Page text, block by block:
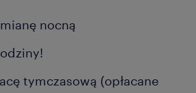
nocną
tymczasową (opłacane